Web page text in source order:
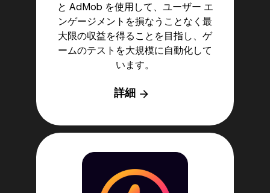
と AdMob を使用して、ユーザー エ
ンゲージメントを損なうことなく最
大限の収益を得ることを目指し、ゲ
ームのテストを大規模に自動化して
います。
詳細 arrow_forward